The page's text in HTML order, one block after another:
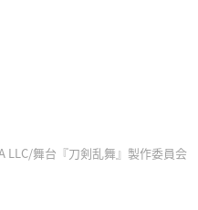
LLC/舞台『刀剣乱舞』製作委員会